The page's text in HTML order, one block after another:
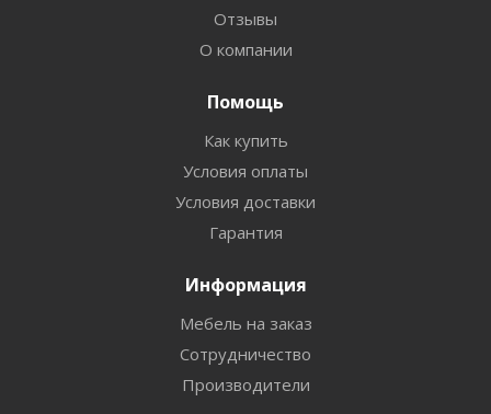
Отзывы
О компании
Помощь
Как купить
Условия оплаты
Условия доставки
Гарантия
Информация
Мебель на заказ
Сотрудничество
Производители